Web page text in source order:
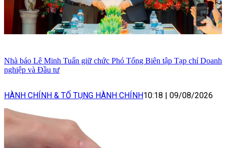
Nhà báo Lê Minh Tuấn giữ chức Phó Tổng Biên tập Tạp chí Doanh
nghiệp và Đầu tư
HÀNH CHÍNH & TỐ TỤNG HÀNH CHÍNH10:18 09/08/2026